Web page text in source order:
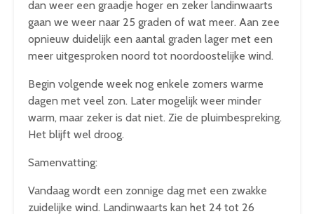
dan weer een graadje hoger en zeker landinwaarts
gaan we weer naar 25 graden of wat meer. Aan zee
opnieuw duidelijk een aantal graden lager met een
meer uitgesproken noord tot noordoostelijke wind.
Begin volgende week nog enkele zomers warme
dagen met veel zon. Later mogelijk weer minder
warm, maar zeker is dat niet. Zie de pluimbespreking.
Het blijft wel droog.
Samenvatting:
Vandaag wordt een zonnige dag met een zwakke
zuidelijke wind. Landinwaarts kan het 24 tot 26